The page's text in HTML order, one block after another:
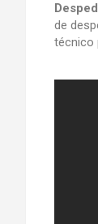
de
técnico